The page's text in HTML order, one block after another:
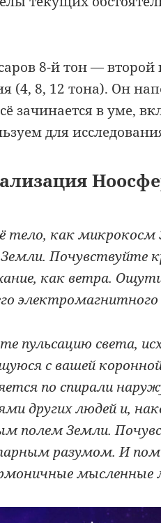
8-й тон — второй
(4, 8, 12 тона). Он
зачинается в уме,
для
тело, как
Почувствуйте
как ветра.
электромагнитного
пульсацию света,
с вашей
по спирали
других людей и,
полем Земли.
разумом. И
мысленные